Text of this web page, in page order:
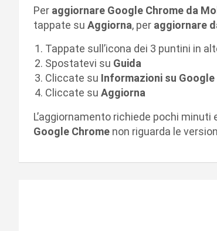
Per aggiornare Google Chrome da
tappate su Aggiorna, per aggiornare
Tappate sull’icona dei 3 puntini in
Spostatevi su Guida
Cliccate su Informazioni su Google
Cliccate su Aggiorna
L’aggiornamento richiede pochi
Google Chrome non riguarda le